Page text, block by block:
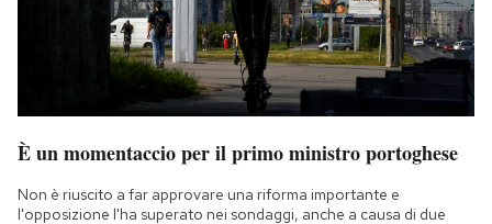
È un momentaccio per il primo ministro portoghese
Non è riuscito a far approvare una riforma importante e
l'opposizione l'ha superato nei sondaggi, anche a causa di due